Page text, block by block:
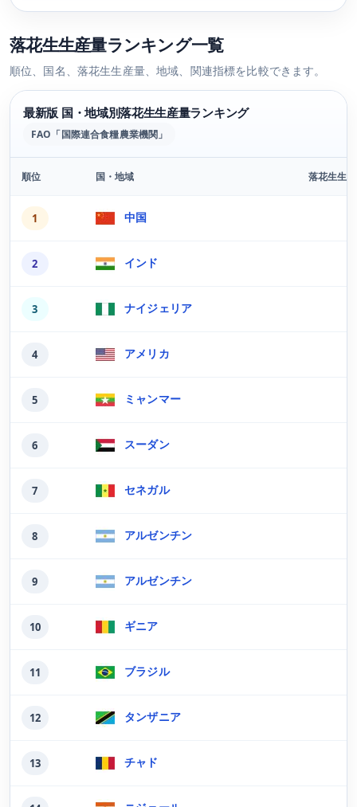
落花生生産量ランキング一覧
順位、国名、落花生生産量、地域、関連指標を比較できます。
最新版 国・地域別落花生生産量ランキング
FAO「国際連合食糧農業機関」
最新版の国・地域別落花生生産量ランキング
順位 国・地域 落花生生
1 中国
2 インド
3 ナイジェリア
4 アメリカ
5 ミャンマー
6 スーダン
7 セネガル
8 アルゼンチン
9 アルゼンチン
10 ギニア
11 ブラジル
12 タンザニア
13 チャド